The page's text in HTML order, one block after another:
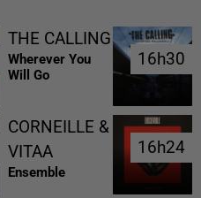
THE CALLING
Wherever You
Will Go
16h30
16h30
CORNEILLE &
VITAA
Ensemble
16h24
16h24